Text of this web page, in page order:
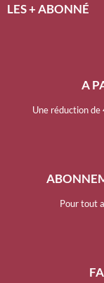
LES + ABONNÉ
A
Une réduction
Pour tout